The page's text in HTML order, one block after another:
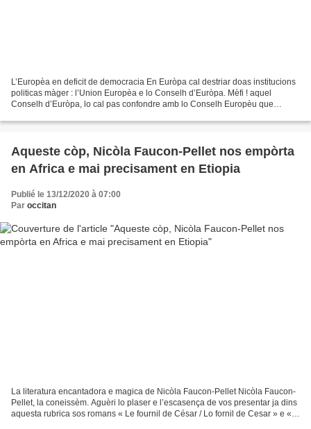
L’Europèa en deficit de democracia En Euròpa cal destriar doas institucions
politicas màger : l’Union Europèa e lo Conselh d’Euròpa. Mèfi ! aquel
Conselh d’Euròpa, lo cal pas confondre amb lo Conselh Europèu que
Aqueste còp, Nicòla Faucon-Pellet nos empòrta
en Africa e mai precisament en Etiopia
Publié le 13/12/2020 à 07:00
Par occitan
La literatura encantadora e magica de Nicòla Faucon-Pellet Nicòla Faucon-
Pellet, la coneissèm. Aguèri lo plaser e l’escasença de vos presentar ja dins
aquesta rubrica sos romans « Le fournil de César / Lo fornil de Cesar » e «